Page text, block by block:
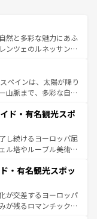
然と多彩な魅力にあふ
ンツェのルネッサンス
やアマルフィ海岸の絶
光の合間には、本場の
料理を堪能することも
ない旅をしてみよう！
ペインは、太陽が降り
山脈まで、多彩な自然
フラメンコ、熱気あふ
生活の一部となってい
囲気や、バルセロナの
古代ローマ遺跡や中世
なるスペインはその個
ド・有名観光スポ
し続けるヨーロッパ屈
ル塔やルーブル美術館
麗な宮殿、歴史的な大
自然が、訪れる者を心
食の国としても知ら
化遺産にも登録されて
・有名観光スポッ
が交差するヨーロッパ
が残るロマンチック街